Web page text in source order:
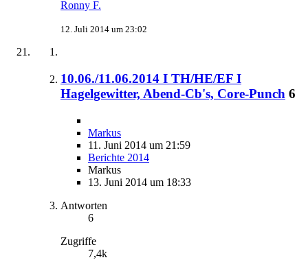
Ronny F.
12. Juli 2014 um 23:02
10.06./11.06.2014 I TH/HE/EF I
Hagelgewitter, Abend-Cb's, Core-Punch 6
Markus
11. Juni 2014 um 21:59
Berichte 2014
Markus
13. Juni 2014 um 18:33
Antworten
6
Zugriffe
7,4k